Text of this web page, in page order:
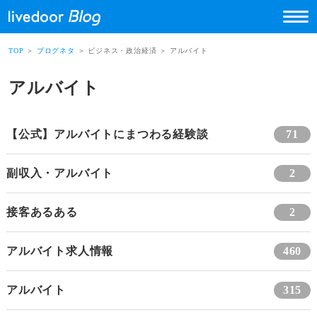
TOP ＞ ブログネタ ＞ ビジネス・政治経済 ＞ アルバイト
アルバイト
【公式】アルバイトにまつわる経験談 71
副収入・アルバイト 2
接客あるある 2
アルバイト求人情報 460
アルバイト 315